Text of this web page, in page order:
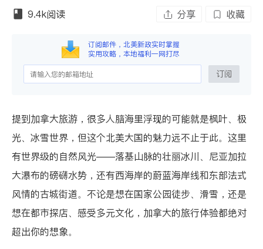
9.4k阅读 分享 收藏
订阅邮件，北美新政实时掌握
实用攻略，本地福利一网打尽
订阅
提到加拿大旅游，很多人脑海里浮现的可能就是枫叶、极
光、冰雪世界，但这个北美大国的魅力远不止于此。这里
有世界级的自然风光——落基山脉的壮丽冰川、尼亚加拉
大瀑布的磅礴水势，还有西海岸的蔚蓝海岸线和东部法式
风情的古城街道。不论是想在国家公园徒步、滑雪，还是
想在都市探店、感受多元文化，加拿大的旅行体验都绝对
超出你的想象。